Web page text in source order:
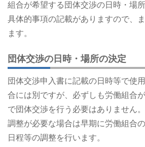
組合が希望する団体交渉の日時・場
具体的事項の記載がありますので、
ます。
団体交渉の日時・場所の決定
団体交渉申入書に記載の日時等で使
合には別ですが、必ずしも労働組合
で団体交渉を行う必要はありません。
調整が必要な場合は早期に労働組合
日程等の調整を行います。